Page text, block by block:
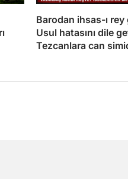
Barodan ihsas-ı rey
Usul hatasını dile
Tezcanlara can